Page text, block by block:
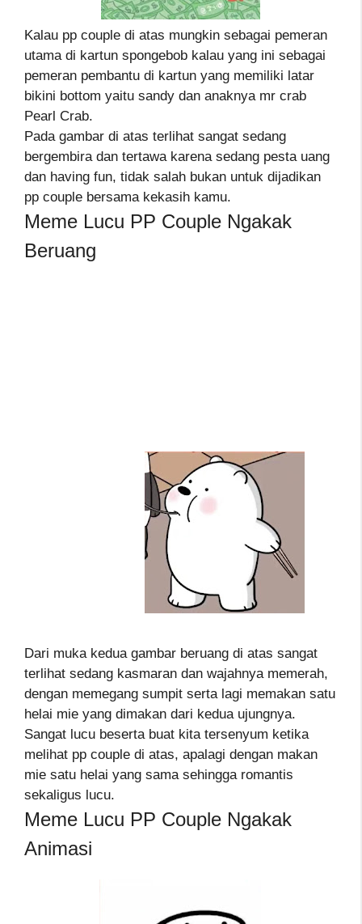
Kalau pp couple di atas mungkin sebagai pemeran
utama di kartun spongebob kalau yang ini sebagai
pemeran pembantu di kartun yang memiliki latar
bikini bottom yaitu sandy dan anaknya mr crab
Pearl Crab.
Pada gambar di atas terlihat sangat sedang
bergembira dan tertawa karena sedang pesta uang
dan having fun, tidak salah bukan untuk dijadikan
pp couple bersama kekasih kamu.
Meme Lucu PP Couple Ngakak
Beruang
Dari muka kedua gambar beruang di atas sangat
terlihat sedang kasmaran dan wajahnya memerah,
dengan memegang sumpit serta lagi memakan satu
helai mie yang dimakan dari kedua ujungnya.
Sangat lucu beserta buat kita tersenyum ketika
melihat pp couple di atas, apalagi dengan makan
mie satu helai yang sama sehingga romantis
sekaligus lucu.
Meme Lucu PP Couple Ngakak
Animasi